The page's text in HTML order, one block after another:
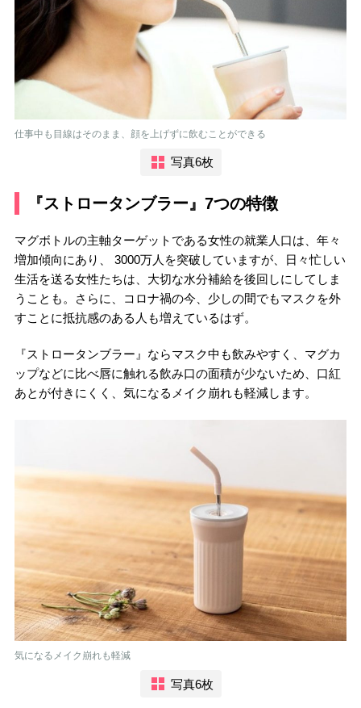
仕事中も目線はそのまま、顔を上げずに飲むことができる
写真6枚
『ストロータンブラー』7つの特徴
マグボトルの主軸ターゲットである女性の就業人口は、年々
増加傾向にあり、 3000万人を突破していますが、日々忙しい
生活を送る女性たちは、大切な水分補給を後回しにしてしま
うことも。さらに、コロナ禍の今、少しの間でもマスクを外
すことに抵抗感のある人も増えているはず。
『ストロータンブラー』ならマスク中も飲みやすく、マグカ
ップなどに比べ唇に触れる飲み口の面積が少ないため、口紅
あとが付きにくく、気になるメイク崩れも軽減します。
気になるメイク崩れも軽減
写真6枚